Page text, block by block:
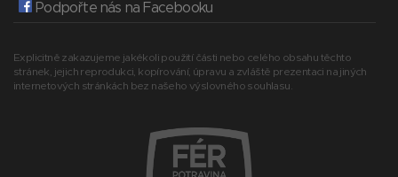
Podpořte nás na Facebooku
Explicitně zakazujeme jakékoli použití části nebo celého obsahu těchto
stránek, jejich reprodukci, kopírování, úpravu a zvláště prezentaci na jiných
internetových stránkách bez našeho výslovného souhlasu.